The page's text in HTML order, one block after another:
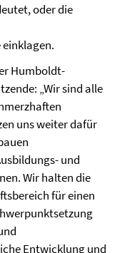
oder die
Humboldt-
„Wir sind alle
uns weiter dafür
und
Wir halten die
für einen
Entwicklung und